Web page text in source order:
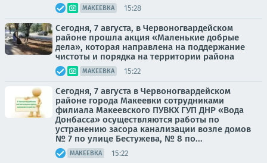
МАКЕЕВКА 15:28
Сегодня, 7 августа, в Червоногвардейском
районе прошла акция «Маленькие добрые
дела», которая направлена на поддержание
чистоты и порядка на территории района
МАКЕЕВКА 15:22
Сегодня, 7 августа в Червоногвардейском
районе города Макеевки сотрудниками
филиала Макеевского ПУВКХ ГУП ДНР «Вода
Донбасса» осуществляются работы по
устранению засора канализации возле домов
№ 7 по улице Бестужева, № 8 по...
МАКЕЕВКА 15:22